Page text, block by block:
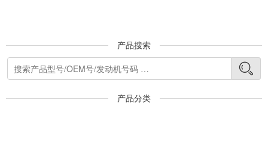
产品搜索
产品分类